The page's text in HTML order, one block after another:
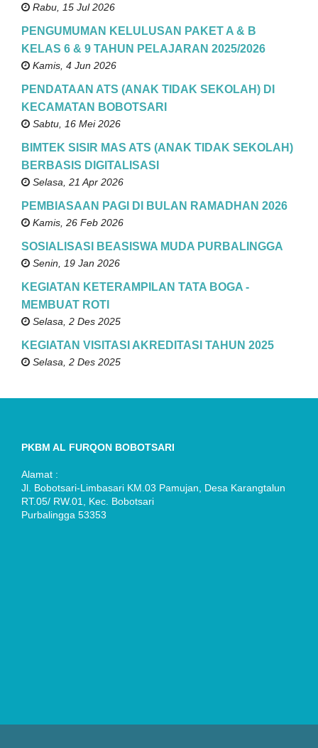
Rabu, 15 Jul 2026
PENGUMUMAN KELULUSAN PAKET A & B
KELAS 6 & 9 TAHUN PELAJARAN 2025/2026
Kamis, 4 Jun 2026
PENDATAAN ATS (ANAK TIDAK SEKOLAH) DI
KECAMATAN BOBOTSARI
Sabtu, 16 Mei 2026
BIMTEK SISIR MAS ATS (ANAK TIDAK SEKOLAH)
BERBASIS DIGITALISASI
Selasa, 21 Apr 2026
PEMBIASAAN PAGI DI BULAN RAMADHAN 2026
Kamis, 26 Feb 2026
SOSIALISASI BEASISWA MUDA PURBALINGGA
Senin, 19 Jan 2026
KEGIATAN KETERAMPILAN TATA BOGA -
MEMBUAT ROTI
Selasa, 2 Des 2025
KEGIATAN VISITASI AKREDITASI TAHUN 2025
Selasa, 2 Des 2025
PKBM AL FURQON BOBOTSARI
Alamat :
Jl. Bobotsari-Limbasari KM.03 Pamujan, Desa Karangtalun
RT.05/ RW.01, Kec. Bobotsari
Purbalingga 53353